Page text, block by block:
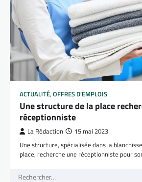
ACTUALITÉ, OFFRES D'EMPLOIS
Une structure de la place
réceptionniste
La Rédaction 15 mai 2023
Une structure, spécialisée dans la
place, recherche une réceptionniste pour
Rechercher :